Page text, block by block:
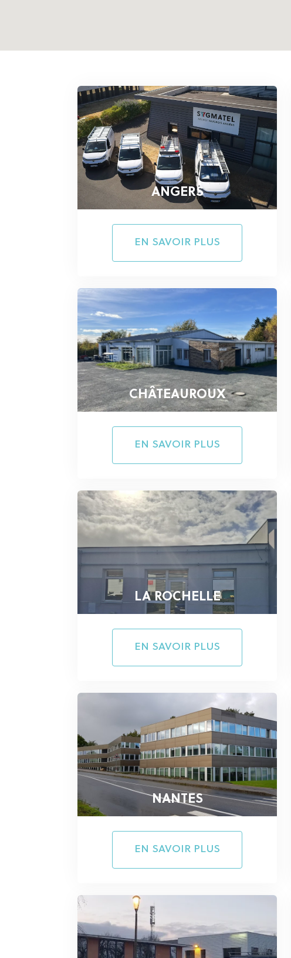
ANGERS
EN SAVOIR PLUS
CHÂTEAUROUX
EN SAVOIR PLUS
LA ROCHELLE
EN SAVOIR PLUS
NANTES
EN SAVOIR PLUS